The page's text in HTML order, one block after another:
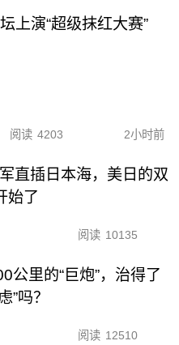
上演“超级抹红大赛”
阅读 4203 2小时前
直插日本海，美日的双
始了
阅读 10135
公里的“巨炮”，治得了
”吗？
阅读 12510